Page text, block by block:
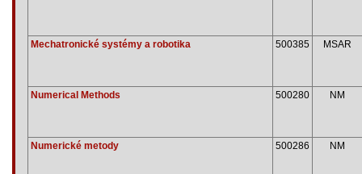
Mechatronické systémy a robotika 500385 MSAR
Numerical Methods 500280 NM
Numerické metody 500286 NM